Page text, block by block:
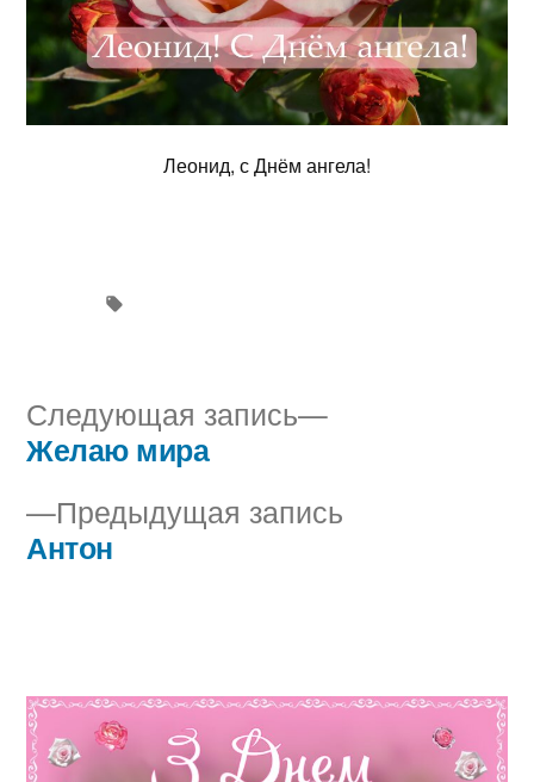
Леонид, с Днём ангела!
Навигация
по
записям
Предыдущая запись
Антон
Следующая запись
Следующая
Желаю мира